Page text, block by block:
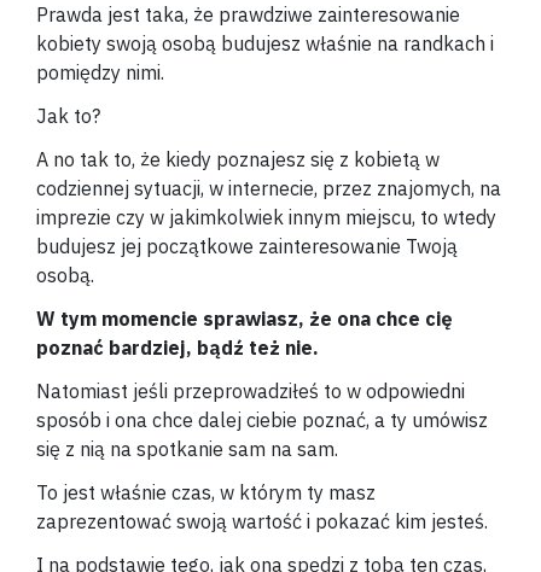
Prawda jest taka, że prawdziwe zainteresowanie
kobiety swoją osobą budujesz właśnie na randkach i
pomiędzy nimi.
Jak to?
A no tak to, że kiedy poznajesz się z kobietą w
codziennej sytuacji, w internecie, przez znajomych, na
imprezie czy w jakimkolwiek innym miejscu, to wtedy
budujesz jej początkowe zainteresowanie Twoją
osobą.
W tym momencie sprawiasz, że ona chce cię
poznać bardziej, bądź też nie.
Natomiast jeśli przeprowadziłeś to w odpowiedni
sposób i ona chce dalej ciebie poznać, a ty umówisz
się z nią na spotkanie sam na sam.
To jest właśnie czas, w którym ty masz
zaprezentować swoją wartość i pokazać kim jesteś.
I na podstawie tego, jak ona spędzi z tobą ten czas,